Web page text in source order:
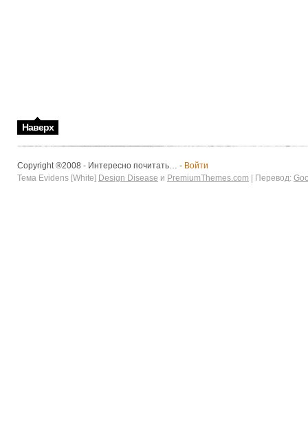
Наверх
Copyright ®2008 - Интересно почитать… - Войти
Тема Evidens [White] Design Disease и PremiumThemes.com | Перевод: